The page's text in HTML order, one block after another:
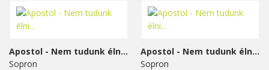
Apostol - Nem tudunk élni...
Sopron
Apostol - Nem tudunk élni...
Sopron